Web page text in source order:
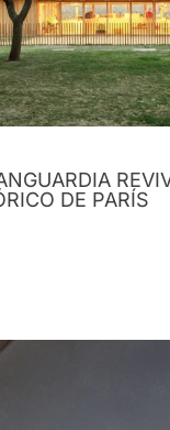
DE PARÍS